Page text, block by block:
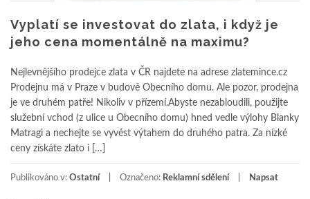
Vyplatí se investovat do zlata, i když je
jeho cena momentálně na maximu?
Nejlevnějšího prodejce zlata v ČR najdete na adrese zlatemince.cz
Prodejnu má v Praze v budově Obecního domu. Ale pozor, prodejna
je ve druhém patře! Nikoliv v přízemí.Abyste nezabloudili, použijte
služební vchod (z ulice u Obecního domu) hned vedle výlohy Blanky
Matragi a nechejte se vyvést výtahem do druhého patra. Za nízké
ceny získáte zlato i […]
Publikováno v: Ostatní Označeno: Reklamní sdělení Napsat